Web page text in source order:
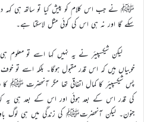
ﷺ نے جب اس کلام کو پیش کیا تو ساتھ ہی کہہ دیا
سکے گا اور نہ ہی اس کی کوئی مثل لاسکتا ہے۔
لیکن شیکسپیئر نے یہ نہیں کہا اسے تو
خوبیاں ہیں کہ اس قدر مقبول ہوگا۔ بلکہ اسے تو خوف
پس شیکسپیئر کا کمال اتفاقی تھا مگر آنحضرت ﷺ
کی قدر اس کے بعد ہوئی اور اس کے بعد ہی یہ
جنون۔ لیکن آنحضرتﷺ کی زندگی میں ہی لوگ